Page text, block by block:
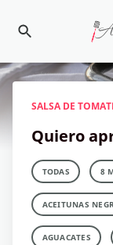
SALSA DE
Quiero
TODAS 8
ACEITUNAS
AGUACATES